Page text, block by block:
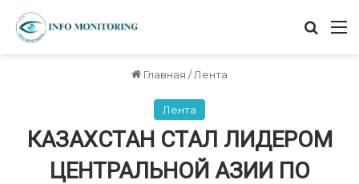
Главная / Лента
Лента
КАЗАХСТАН СТАЛ ЛИДЕРОМ
ЦЕНТРАЛЬНОЙ АЗИИ ПО